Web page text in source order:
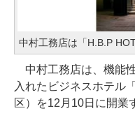
中村工務店は「H.B.P
中村工務店は、機能
入れたビジネスホテル
区）を12月10日に開業